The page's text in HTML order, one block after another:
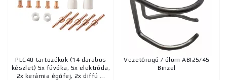
PLC40 tartozékok (14 darabos
készlet) 5x fúvóka, 5x elektróda,
2x kerámia égőfej, 2x diffú ...
Vezetőrugó / ólom ABI25/45
Binzel